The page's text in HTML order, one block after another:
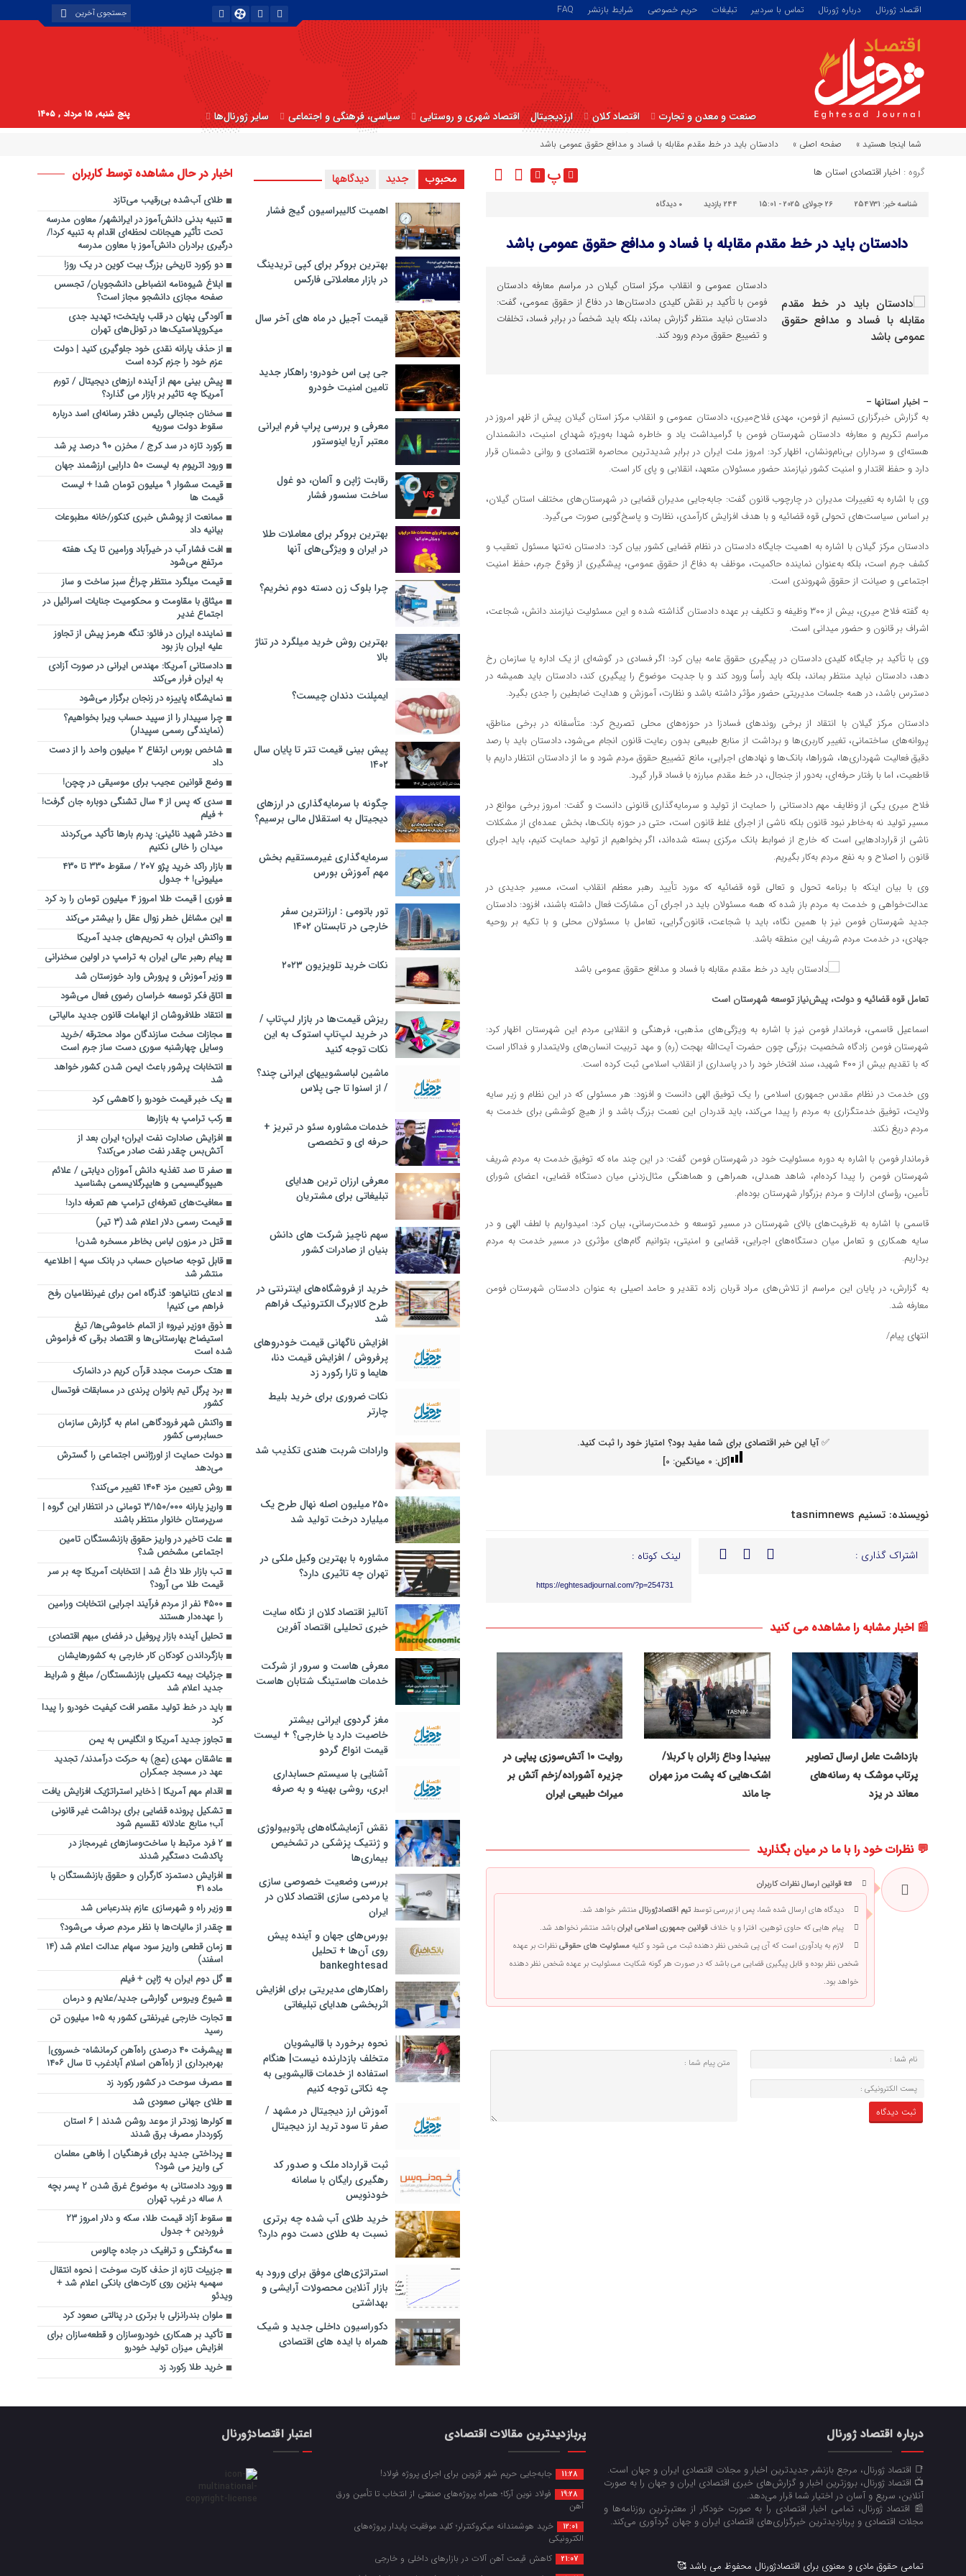
اقتصاد ژورنال درباره ژورنال تماس با سردبیر تبلیغات حریم خصوصی شرایط بازنشر FAQ
صنعت و معدن و تجارت اقتصاد کلان ارزدیجیتال اقتصاد شهری و روستایی سیاسی، فرهنگی و اجتماعی سایر ژورنال‌ها پنج شنبه, ۱۵ مرداد , ۱۴۰۵
شما اینجا هستید » صفحه اصلی » دادستان باید در خط مقدم مقابله با فساد و مدافع حقوق عمومی باشد
گروه : اخبار اقتصادی استان ها پ
شناسه خبر: 254731 26 جولای 2025 - 15:01 244 بازدید ۰ دیدگاه
دادستان باید در خط مقدم مقابله با فساد و مدافع حقوق عمومی باشد
دادستان عمومی و انقلاب مرکز استان گیلان در مراسم معارفه دادستان
فومن با تأکید بر نقش کلیدی دادستان‌ها در دفاع از حقوق عمومی، گفت:
دادستان نباید منتظر گزارش بماند، بلکه باید شخصاً در برابر فساد، تخلفات
و تضییع حقوق مردم ورود کند.
– اخبار استانها –
به گزارش خبرگزاری تسنیم از فومن، مهدی فلاح‌میری، دادستان عمومی و انقلاب مرکز استان گیلان پیش از ظهر امروز در
مراسم تکریم و معارفه دادستان شهرستان فومن با گرامیداشت یاد و خاطره شهدا به‌ویژه شهدای امنیت، دانشمندان
هسته‌ای و سرداران بی‌نام‌ونشان، اظهار کرد: امروز ملت ایران در برابر شدیدترین محاصره اقتصادی و روانی دشمنان قرار
دارد و حفظ اقتدار و امنیت کشور نیازمند حضور مسئولان متعهد، انقلابی و پای کار است.
وی با اشاره به تغییرات مدیران در چارچوب قانون گفت: جابه‌جایی مدیران قضایی در شهرستان‌های مختلف استان گیلان،
بر اساس سیاست‌های تحولی قوه قضائیه و با هدف افزایش کارآمدی، نظارت و پاسخ‌گویی صورت می‌گیرد.
دادستان مرکز گیلان با اشاره به اهمیت جایگاه دادستان در نظام قضایی کشور بیان کرد: دادستان نه‌تنها مسئول تعقیب و
کشف جرم است، بلکه به‌عنوان نماینده حاکمیت، موظف به دفاع از حقوق عمومی، پیشگیری از وقوع جرم، حفظ امنیت
اجتماعی و صیانت از حقوق شهروندی است.
به گفته فلاح میری، بیش از ۳۰۰ وظیفه و تکلیف بر عهده دادستان گذاشته شده و این مسئولیت نیازمند دانش، شجاعت،
اشراف بر قانون و حضور میدانی است.
وی با تأکید بر جایگاه کلیدی دادستان در پیگیری حقوق عامه بیان کرد: اگر فسادی در گوشه‌ای از یک اداره یا سازمان رخ
دهد، دادستان نباید منتظر بماند، بلکه باید رأساً ورود کند و با جدیت موضوع را پیگیری کند، دادستان باید همیشه در
دسترس باشد، در همه جلسات مدیریتی حضور مؤثر داشته باشد و نظارت، آموزش و هدایت ضابطین را جدی بگیرد.
دادستان مرکز گیلان با انتقاد از برخی روندهای فسادزا در حوزه‌های محلی تصریح کرد: متأسفانه در برخی مناطق،
پروانه‌های ساختمانی، تغییر کاربری‌ها و برداشت از منابع طبیعی بدون رعایت قانون انجام می‌شود، دادستان باید با رصد
دقیق فعالیت شهرداری‌ها، شوراها، بانک‌ها و نهادهای اجرایی، مانع تضییع حقوق مردم شود و ما از دادستان انتظار داریم با
قاطعیت، اما با رفتار حرفه‌ای، به‌دور از جنجال، در خط مقدم مبارزه با فساد قرار گیرد.
فلاح میری یکی از وظایف مهم دادستانی را حمایت از تولید و سرمایه‌گذاری قانونی دانست و گفت: امروز برخی موانع در
مسیر تولید نه به‌خاطر نبود قانون بلکه ناشی از اجرای غلط قانون است، حتی در حوزه بانک‌ها، بخش عمده‌ای از مشکلات
ناشی از قراردادهایی است که خارج از ضوابط بانک مرکزی بسته شده‌اند، اگر بخواهیم از تولید حمایت کنیم، باید اجرای
قانون را اصلاح و به نفع مردم به‌کار بگیریم.
وی با بیان اینکه با برنامه تحول و تعالی قوه قضائیه که مورد تأیید رهبر معظم انقلاب است، مسیر جدیدی در
عدالت‌خواهی و خدمت به مردم باز شده که همه مسئولان باید در اجرای آن مشارکت فعال داشته باشند، افزود: دادستان
جدید شهرستان فومن نیز با همین نگاه، باید با شجاعت، قانون‌گرایی، تعامل با مسئولان محلی و با تکیه بر روحیه
جهادی، در خدمت مردم شریف این منطقه باشد.
تعامل قوه قضائیه و دولت، پیش‌نیاز توسعه شهرستان است
اسماعیل قاسمی، فرماندار فومن نیز با اشاره به ویژگی‌های مذهبی، فرهنگی و انقلابی مردم این شهرستان اظهار کرد:
شهرستان فومن زادگاه شخصیت بزرگی چون حضرت آیت‌الله بهجت (ره) و مهد تربیت انسان‌های ولایتمدار و فداکار است
که با تقدیم بیش از ۴۰۰ شهید، سند افتخار خود را در پاسداری از انقلاب اسلامی ثبت کرده است.
وی خدمت در نظام مقدس جمهوری اسلامی را یک توفیق الهی دانست و افزود: هر مسئولی که در این نظام و زیر سایه
ولایت، توفیق خدمتگزاری به مردم را پیدا می‌کند، باید قدردان این نعمت بزرگ باشد و از هیچ کوششی برای خدمت به
مردم دریغ نکند.
فرماندار فومن با اشاره به دوره مسئولیت خود در شهرستان فومن گفت: در این چند ماه که توفیق خدمت به مردم شریف
شهرستان فومن را پیدا کرده‌ام، شاهد همدلی، همراهی و هماهنگی مثال‌زدنی میان دستگاه قضایی، اعضای شورای
تأمین، رؤسای ادارات و مردم بزرگوار شهرستان بوده‌ام.
قاسمی با اشاره به ظرفیت‌های بالای شهرستان در مسیر توسعه و خدمت‌رسانی، بیان کرد: امیدواریم با لطف الهی و در
سایه همکاری و تعامل میان دستگاه‌های اجرایی، قضایی و امنیتی، بتوانیم گام‌های مؤثری در مسیر خدمت به مردم
برداریم.
به گزارش، در پایان این مراسم از تلاش‌های مراد قربان زاده تقدیر و حامد اصیلی به عنوان دادستان شهرستان فومن
معارفه شد.
انتهای پیام/
✅ آیا این خبر اقتصادی برای شما مفید بود؟ امتیاز خود را ثبت کنید.
[کل: 0 میانگین: 0
]
نویسنده: تسنیم tasnimnews
اشتراک گذاری : لینک کوتاه :
https://eghtesadjournal.com/?p=254731
📰 اخبار مشابه را مشاهده می کنید
بازداشت عامل ارسال تصاویر
پرتاب موشک به رسانه‌های
معاند در یزد
ببینید| وداع زائران با کربلا/
اشک‌هایی که پشت مرز مهران
جا ماند
روایت ۱۰ آتش‌سوزی پیاپی در
جزیره آشوراده/زخم آتش بر
‌میراث طبیعی ایران
💬 نظرات خود را با ما در میان بگذارید
📜 قوانین ارسال نظرات کاربران
دیدگاه های ارسال شده شما، پس از بررسی توسط تیم اقتصادژورنال منتشر خواهد شد.
پیام هایی که حاوی توهین، افترا و یا خلاف قوانین جمهوری اسلامی ایرانباشد منتشر نخواهد شد.
لازم به یادآوری است که آی پی شخص نظر دهنده ثبت می شود و کلیه مسئولیت های حقوقینظرات بر عهده
شخص نظر بوده و قابل پیگیری قضایی می باشد که در صورت هر گونه شکایت مسئولیت بر عهده شخص نظر دهنده
خواهد بود.
محبوب جدید دیدگاهها
اهمیت کالیبراسیون گیج فشار
بهترین بروکر برای کپی‌ تریدینگ
در بازار معاملاتی فارکس
قیمت آجیل در ماه های آخر سال
جی پی اس خودرو؛ راهکار جدید
تامین امنیت خودرو
معرفی و بررسی پراپ فرم ایرانی
معتبر آریا اینوستور
رقابت ژاپن و آلمان، دو غول
ساخت سنسور فشار
بهترین بروکر برای معاملات طلا
در ایران و ویژگی‌های آنها
چرا بلوک زن دسته دوم نخریم؟
بهترین روش خرید میلگرد در تناژ
بالا
ایمپلنت دندان چیست؟
پیش بینی قیمت تتر تا پایان سال
۱۴۰۲
چگونه با سرمایه‌گذاری در ارزهای
دیجیتال به استقلال مالی برسیم؟
سرمایه‌گذاری غیرمستقیم بخش
مهم آموزش بورس
تور باتومی : ارزانترین سفر
خارجی در تابستان ۱۴۰۲
نکات خرید تلویزیون ۲۰۲۳
ریزش قیمت‌ها در بازار لپ‌تاپ /
در خرید لپ‌تاپ استوک به این
نکات توجه کنید
ماشین لباسشویی‎های ایرانی چند؟
/ از اسنوا تا جی پلاس
خدمات مشاوره سئو در تبریز +
حرفه ای و تخصصی
معرفی ارزان ترین هدایای
تبلیغاتی برای مشتریان
سهم ناچیز شرکت های دانش
بنیان از صادرات کشور
خرید از فروشگاه‌های اینترنتی در
طرح کالابرگ الکترونیک فراهم
شد
افزایش ناگهانی قیمت خودروهای
پرفروش / افزایش قیمت دنا،
هایما و تارا رکورد زد
نکات ضروری برای خرید بلیط
چارتر
وارادات شربت هندی تکذیب شد
۲۵۰ میلیون اصله نهال طرح یک
میلیارد درخت تولید شد
مشاوره با بهترین وکیل ملکی در
تهران چه تاثیری دارد؟
آنالیز اقتصاد کلان از نگاه سایت
خبری تحلیلی اقتصاد آفرین
معرفی هاست و سرور از شرکت
خدمات هاستینگ شتابان هاست
مغز گردوی ایرانی بیشتر
خاصیت دارد یا خارجی؟ + لیست
قیمت انواع گردو
آشنایی با سیستم حسابداری
ابری، روشی بهینه و به صرفه
نقش آزمایشگاه‌های پاتوبیولوژی
و ژنتیک پزشکی در تشخیص
بیماری‌ها
بررسی وضعیت خصوصی سازی
یا مردمی سازی اقتصاد کلان در
ایران
بورس‌های جهان و آینده پیش
روی آن‌ها + تحلیل
bankeghtesad
راهکارهای مدیریتی برای افزایش
اثربخشی هدایای تبلیغاتی
نحوه برخورد با قالیشویان
متخلف بازدارنده نیست| هنگام
استفاده از خدمات قالیشویی به
چه نکاتی توجه کنیم
آموزش ارز دیجیتال در مشهد /
صفر تا سود ترید ارز دیجیتال
ثبت قرارداد ملک و صدور کد
رهگیری رایگان با سامانه
خودنویس
خرید طلای آب شده چه برتری
نسبت به طلای دست دوم دارد؟
استراتژی‌های موفق برای ورود به
بازار آنلاین محصولات آرایشی و
بهداشتی
دکوراسیون داخلی جدید و شیک
همراه با ایده های اقتصادی
اخبار در حال مشاهده توسط کاربران
طلای آب‌شده بی‌رقیب می‌تازد
تنبیه بدنی دانش‌آموز در ایرانشهر/ معاون مدرسه
تحت تأثیر هیجانات لحظه‌ای اقدام به تنبیه کرد!/
درگیری برادران دانش‌آموز با معاون مدرسه
دو رکورد تاریخی بزرگ بیت کوین در یک روز!
ابلاغ شیوه‌نامه انضباطی دانشجویان/ تجسس
صفحه مجازی دانشجو مجاز است؟
آلودگی پنهان در قلب پایتخت؛ تهدید جدی
میکروپلاستیک‌ها در تونل‌های تهران
از حذف یارانه نقدی خود جلوگیری کنید | دولت
عزم خود را جزم کرده است
پیش بینی مهم از آینده ارزهای دیجیتال / تورم
آمریکا چه تاثیر بر بازار می گذارد؟
سخنان جنجالی رئیس دفتر رسانه‌ای اسد درباره
سقوط دولت سوریه
رکورد تازه در سد کرج / مخزن ۹۰ درصد پر شد
ورود اتریوم به لیست ۵۰ دارایی ارزشمند جهان
قیمت سشوار ۹ میلیون تومان شد! + لیست
قیمت ها
ممانعت از پوشش خبری کنکور/خانه مطبوعات
بیانیه داد
افت فشار آب در خیرآباد ورامین تا یک هفته
مرتفع می‌شود
قیمت میلگرد منتظر چراغ سبز ساخت‌ و ساز
میثاق با مقاومت و محکومیت جنایات اسرائیل در
اجتماع غدیر
نماینده ایران در فائو: تنگه هرمز پیش از تجاوز
علیه ایران باز بود
دادستانی آمریکا: مهندس ایرانی در صورت آزادی
به ایران فرار می‌کند
نمایشگاه پاییزه در زنجان برگزار می‌شود
چرا سپیدار را از سپید حساب ویرا بخواهیم؟
(نمایندگی رسمی سپیدار)
شاخص بورس ارتفاع ۲ میلیون واحد را از دست
داد
وضع قوانین عجیب برای موسیقی در چچن!
سدی که پس از ۴ سال تشنگی دوباره جان گرفت!
+ فیلم
دختر شهید نائینی: پدرم بارها تأکید می‌کردند
میدان را خالی نکنیم
بازار راکد خرید پژو ۲۰۷ / سقوط ۳۳۰ تا ۴۳۰
میلیونی! + جدول
فوری | قیمت طلا امروز ۴ میلیون تومان را رد کرد
این مشاغل خطر زوال عقل را بیشتر می‌کند
واکنش ایران به تحریم‌های جدید آمریکا
پیام رهبر عالی ایران به ترامپ در اولین سخنرانی
وزیر آموزش و پرورش وارد خوزستان شد
اتاق فکر توسعه خراسان رضوی فعال می‌شود
انتقاد طلافروشان از ابهامات قانون جدید مالیاتی
مجازات سخت سازندگان مواد محترقه /خرید
وسایل چهارشنبه سوری دست ساز جرم است
انتخابات پرشور باعث ایمن شدن کشور خواهد
شد
یک خبر قیمت خودرو را کاهشی کرد
رکب ترامپ به بازارها
افزایش صادارت نفت ایران؛ ایران بعد از
آتش‌بس چقدر نفت صادر می‌کند؟
صفر تا صد تغذیه دانش آموزان دیابتی / علائم
هیپوگلیسیمی و هایپرگلایسمی بشناسید
معافیت‌های تعرفه‌ای ترامپ هم تعرفه دارد!
قیمت رسمی دلار اعلام شد (۳ تیر)
قتل در مزون لباس بخاطر مسخره شدن!
قابل توجه صاحبان حساب در بانک سپه | اطلاعیه
منتشر شد
ادعای نتانیاهو: گذرگاه امن برای غیرنظامیان رفح
فراهم می کنیم!
ذوق «وزیر نیرو» از اتمام خاموشی‌ها/ تیغ
استیضاح بهارستانی‌ها و اقتصاد برقی که فراموش
شده است
هتک حرمت مجدد قرآن کریم در دانمارک
برد پرگل تیم بانوان پرندی در مسابقات فوتسال
کشور
واکنش شهر فرودگاهی امام به گزارش سازمان
حسابرسی کشور
دولت حمایت از اورژانس اجتماعی را گسترش
می‌دهد
روش تعیین مزد ۱۴۰۴ تغییر می‌کند؟
واریز یارانه ۳/۱۵۰/۰۰۰ تومانی در انتظار این گروه |
سرپرستان خانوار منتظر باشند
علت تاخیر در واریز حقوق بازنشستگان تامین
اجتماعی مشخص شد؟
تب بازار طلا داغ شد | انتخابات آمریکا چه بر سر
قیمت طلا می آرود؟
۴۵۰۰ نفر از مردم فرآیند اجرایی انتخابات ورامین
را عهده‌دار هستند
تحلیل آینده بازار پروفیل در فضای مبهم اقتصادی
بازگرداندن کودکان کار خارجی به کشورهایشان
جزئیات بیمه تکمیلی بازنشستگان/ مبلغ و شرایط
جدید اعلام شد
باید در خط تولید مقصر افت کیفیت خودرو را پیدا
کرد
تجاوز جدید آمریکا و انگلیس به یمن
عاشقان مهدی (عج) به حرکت درآمدند/ تجدید
عهد در مسجد جمکران
اقدام مهم آمریکا | ذخایر استراتژیک افزایش یافت
تشکیل پرونده قضایی برای برداشت غیر قانونی
آب؛ منابع عادلانه تقسیم شود
۲ فرد مرتبط با ساخت‌وسازهای غیرمجاز در
پاکدشت دستگیر شدند
افزایش دستمزد کارگران و حقوق بازنشستگان با
ماده ۴۱
وزیر راه و شهرسازی عازم بندرعباس شد
چقدر از مالیات‌ها با نظر مردم صرف می‌شود؟
زمان قطعی واریز سود سهام عدالت اعلام شد (۱۴
اسفند)
گل دوم ایران به ژاپن + فیلم
شیوع ویروس گوارشی جدید/علایم و درمان
تجارت خارجی غیرنفتی کشور به ۱۰۵ میلیون تن
رسید
پیشرفت ۴۰ درصدی راه‌آهن کرمانشاه- خسروی|
بهره‌برداری از راه‌آهن اسلام آبادغرب تا سال ۱۴۰۶
مصرف سوحت در کشور رکورد زد
طلای جهانی صعودی شد
کولرها زودتر از موعد روشن شدند | ۶ استان
رکورددار مصرف برق شدند
پرداختی جدید برای فرهنگیان | رفاهی معلمان
کی واریز می شود؟
ورود دادستانی به موضوع غرق شدن ۲ پسر بچه
۸ ساله در غرب تهران
سقوط آزاد قیمت طلا، سکه و دلار امروز ۲۳
فروردین + جدول
مه‌گرفتگی و ترافیک در جاده چالوس
جزییات تازه از حذف کارت سوخت | نحوه انتقال
سهمیه بنزین روی کارت‌های بانکی اعلام شد +
ویدئو
ملوان بندرانزلی با برتری در پنالتی صعود کرد
تأکید بر همکاری خودروسازان و قطعه‌سازان برای
افزایش میزان تولید خودرو
خرید طلا رکورد زد
درباره اقتصاد ژورنال
📑 اقتصاد ژورنال، مرجع بازنشر جدیدترین اخبار و مجلات اقتصادی ایران و جهان است.
📺 اقتصاد ژورنال، بروزترین اخبار و گزارش‌های خبری اقتصادی ایران و جهان را به صورت
آنلاین، سریع و آسان در اختیار شما قرار می‌‌دهد.
📰 اقتصاد ژورنال، تمامی اخبار اقتصادی را به صورت خودکار از معتبرترین روزنامه‌ها و
مجلات اقتصادی و پربازدیدترین خبرگزاری‌های اقتصادی ایران و جهان گردآوری می‌کند.
تمامی حقوق مادی و معنوی برای اقتصادژورنال محفوظ می باشد 🥰
پربازدیدترین مقالات اقتصادی
11:28 جابه‌جایی حریم شهر قزوین برای اجرای پروژه فولاد!
19:28
فولاد نوین آرکا؛ همراه پروژه‌های صنعتی از انتخاب تا تأمین ورق
آهن
12:01
خرید هوشمندانه میکروکنترلر؛ کلید موفقیت پایدار پروژه‌های
الکترونیکی
21:07 کاهش قیمت آهن آلات در بازارهای داخلی و خارجی
اعتبار اقتصادژورنال